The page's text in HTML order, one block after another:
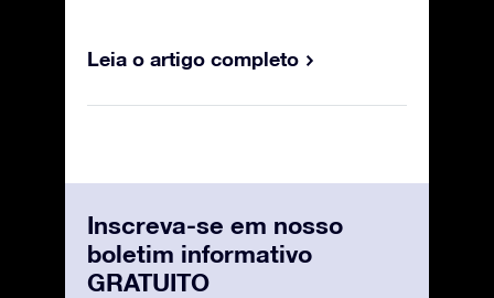
Leia o artigo completo
Inscreva-se em nosso
boletim informativo
GRATUITO